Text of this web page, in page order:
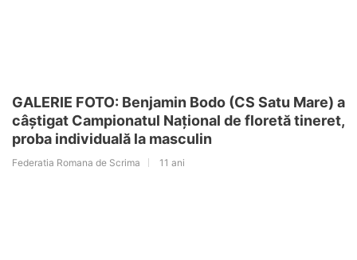
GALERIE FOTO: Benjamin Bodo (CS Satu Mare) a
câștigat Campionatul Național de floretă tineret,
proba individuală la masculin
Federatia Romana de Scrima 11 ani